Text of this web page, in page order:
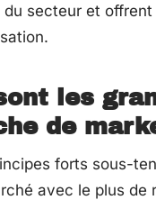
secteur et
les
de
forts sous-
avec le plus de